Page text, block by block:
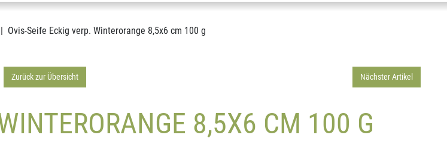
Ovis-Seife Eckig verp. Winterorange 8,5x6 cm 100 g
Zurück zur Übersicht Nächster Artikel
8,5X6 CM 100 G